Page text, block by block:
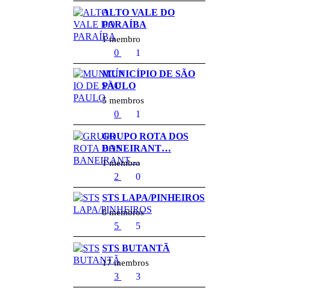
ALTO VALE DO
PARAÍBA
1 membro
0 1
MUNICÍPIO DE SÃO
PAULO
5 membros
0 1
GRUPO ROTA DOS
BANEIRANT…
1 membro
2 0
STS LAPA/PINHEIROS
8 membros
5 5
STS BUTANTÃ
17 membros
3 3